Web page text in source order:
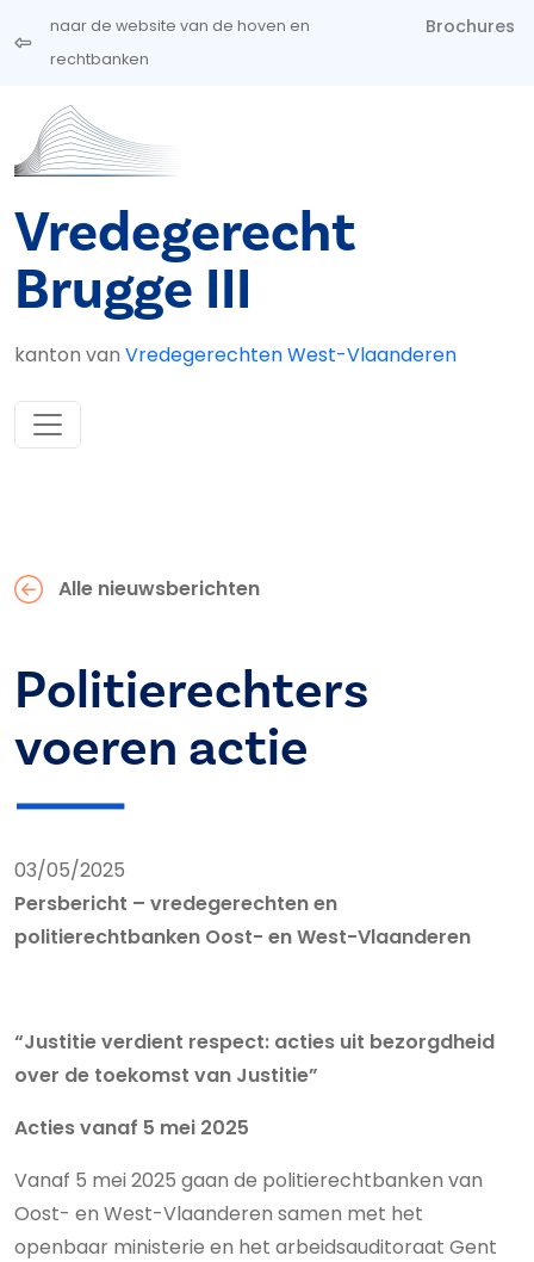
Overslaan en naar de inhoud gaan
naar de website van de hoven en
rechtbanken
Brochures
Vredegerecht
Brugge III
kanton van Vredegerechten West-Vlaanderen
Alle nieuwsberichten
Politierechters
voeren actie
03/05/2025
Persbericht – vredegerechten en
politierechtbanken Oost- en West-Vlaanderen
“Justitie verdient respect: acties uit bezorgdheid
over de toekomst van Justitie”
Acties vanaf 5 mei 2025
Vanaf 5 mei 2025 gaan de politierechtbanken van
Oost- en West-Vlaanderen samen met het
openbaar ministerie en het arbeidsauditoraat Gent